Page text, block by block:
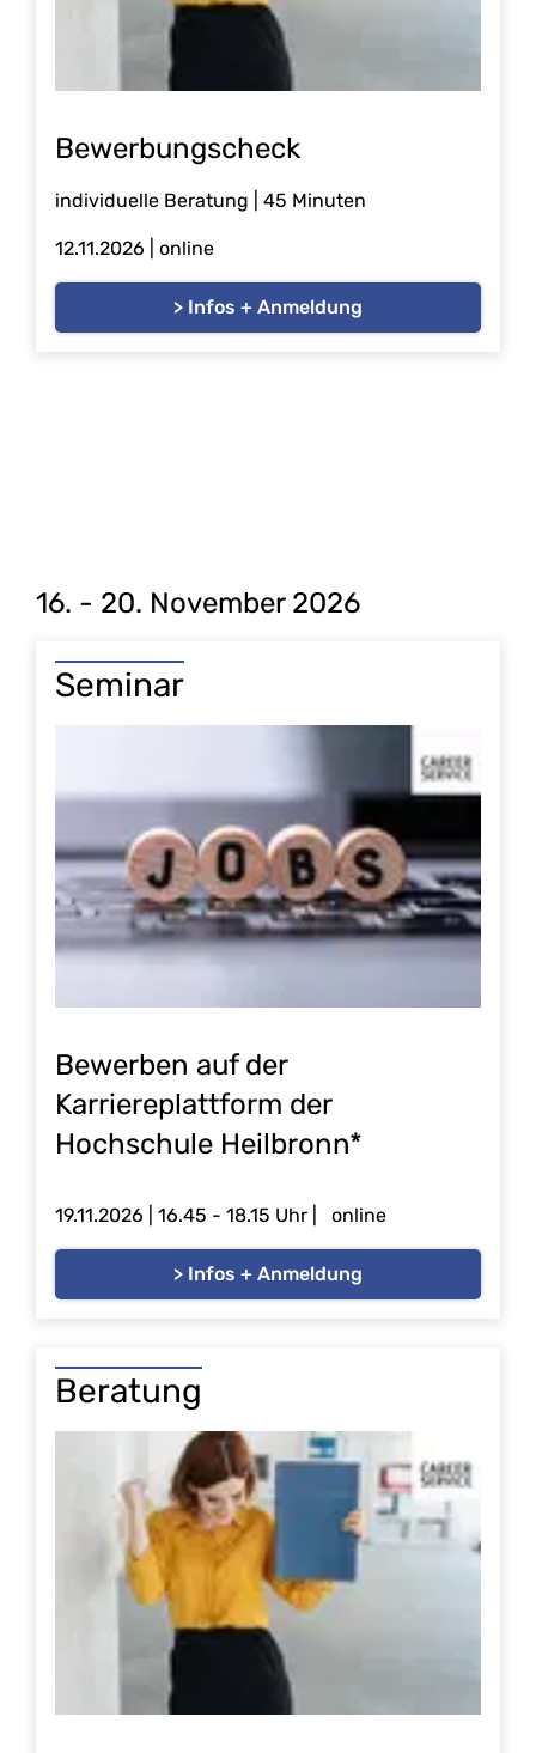
Bewerbungscheck
individuelle Beratung | 45 Minuten
12.11.2026 | online
> Infos + Anmeldung
16. - 20. November 2026
Seminar
Bewerben auf der
Karriereplattform der
Hochschule Heilbronn*
19.11.2026 | 16.45 - 18.15 Uhr | online
> Infos + Anmeldung
Beratung